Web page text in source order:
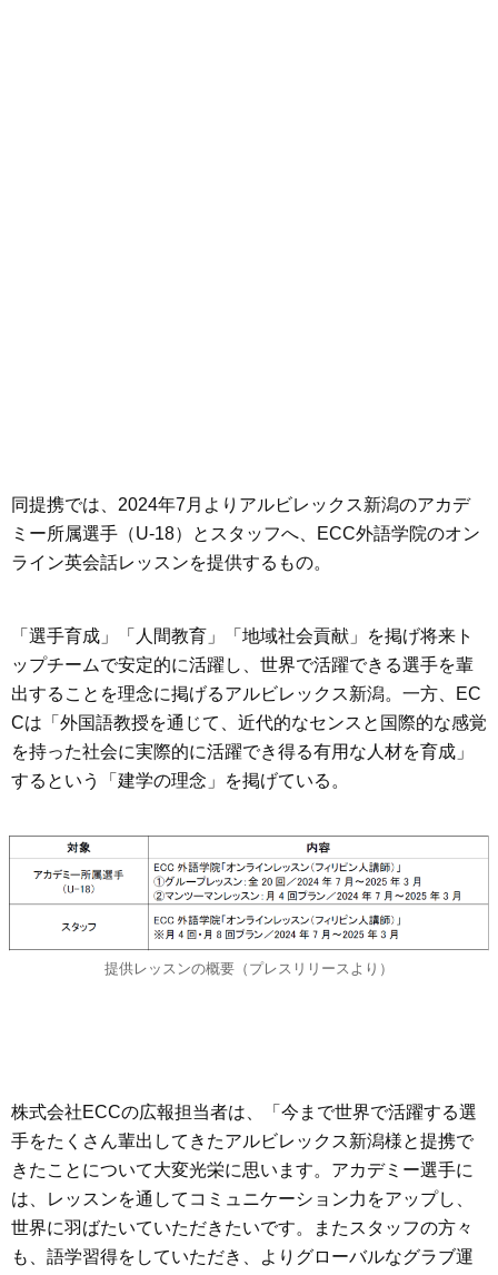
同提携では、2024年7月よりアルビレックス新潟のアカデ
ミー所属選手（U-18）とスタッフへ、ECC外語学院のオン
ライン英会話レッスンを提供するもの。
「選手育成」「人間教育」「地域社会貢献」を掲げ将来ト
ップチームで安定的に活躍し、世界で活躍できる選手を輩
出することを理念に掲げるアルビレックス新潟。一方、EC
Cは「外国語教授を通じて、近代的なセンスと国際的な感覚
を持った社会に実際的に活躍でき得る有用な人材を育成」
するという「建学の理念」を掲げている。
提供レッスンの概要（プレスリリースより）
株式会社ECCの広報担当者は、「今まで世界で活躍する選
手をたくさん輩出してきたアルビレックス新潟様と提携で
きたことについて大変光栄に思います。アカデミー選手に
は、レッスンを通してコミュニケーション力をアップし、
世界に羽ばたいていただきたいです。またスタッフの方々
も、語学習得をしていただき、よりグローバルなグラブ運